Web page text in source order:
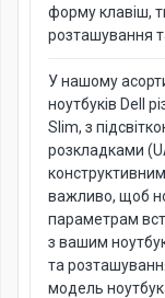
форму клавіш,
розташування
У нашому
ноутбуків Dell
Slim, з
розкладками
важливо, щоб
параметрам
з вашим
та
модель